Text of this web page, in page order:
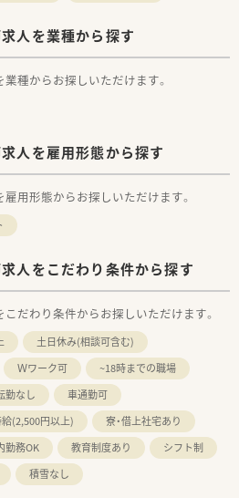
人を業種から探す
種からお探しいただけます。
人を雇用形態から探す
用形態からお探しいただけます。
人をこだわり条件から探す
だわり条件からお探しいただけます。
土日休み(相談可含む)
Ｗワーク可
~18時までの職場
勤なし
車通勤可
(2,500円以上)
寮・借上社宅あり
勤務OK 教育制度あり
シフト制
積雪なし